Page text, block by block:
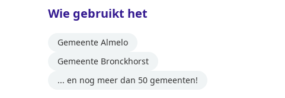
Wie gebruikt het
Gemeente Almelo
Gemeente Bronckhorst
... en nog meer dan 50 gemeenten!